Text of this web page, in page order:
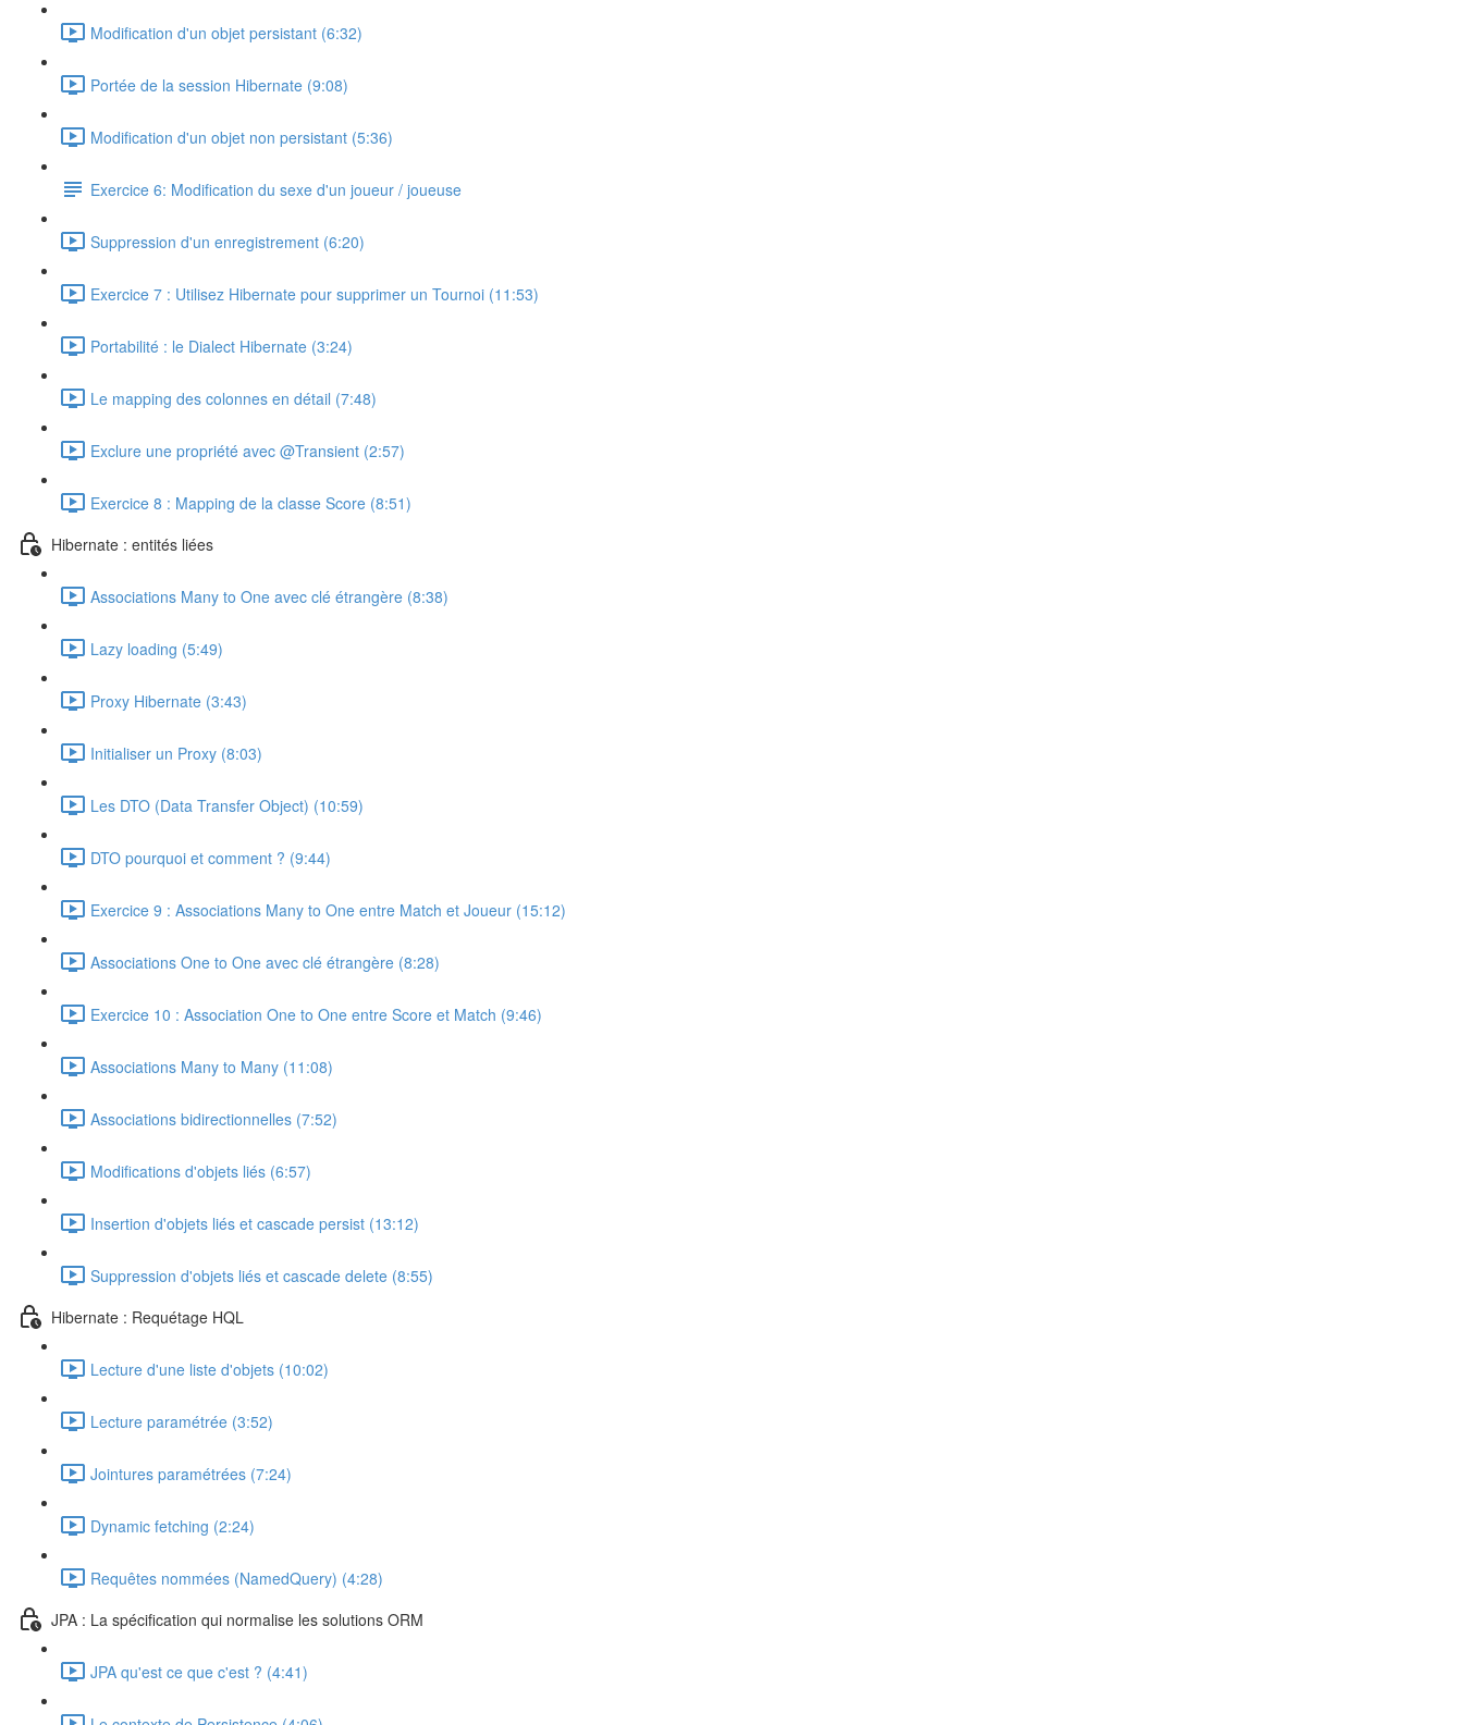
Modification d'un objet persistant (6:32)
Portée de la session Hibernate (9:08)
Modification d'un objet non persistant (5:36)
Exercice 6: Modification du sexe d'un joueur / joueuse
Suppression d'un enregistrement (6:20)
Exercice 7 : Utilisez Hibernate pour supprimer un Tournoi (11:53)
Portabilité : le Dialect Hibernate (3:24)
Le mapping des colonnes en détail (7:48)
Exclure une propriété avec @Transient (2:57)
Exercice 8 : Mapping de la classe Score (8:51)
Hibernate : entités liées
Associations Many to One avec clé étrangère (8:38)
Lazy loading (5:49)
Proxy Hibernate (3:43)
Initialiser un Proxy (8:03)
Les DTO (Data Transfer Object) (10:59)
DTO pourquoi et comment ? (9:44)
Exercice 9 : Associations Many to One entre Match et Joueur (15:12)
Associations One to One avec clé étrangère (8:28)
Exercice 10 : Association One to One entre Score et Match (9:46)
Associations Many to Many (11:08)
Associations bidirectionnelles (7:52)
Modifications d'objets liés (6:57)
Insertion d'objets liés et cascade persist (13:12)
Suppression d'objets liés et cascade delete (8:55)
Hibernate : Requétage HQL
Lecture d'une liste d'objets (10:02)
Lecture paramétrée (3:52)
Jointures paramétrées (7:24)
Dynamic fetching (2:24)
Requêtes nommées (NamedQuery) (4:28)
JPA : La spécification qui normalise les solutions ORM
JPA qu'est ce que c'est ? (4:41)